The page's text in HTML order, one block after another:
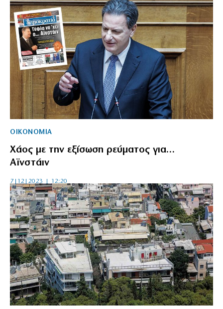
ΟΙΚΟΝΟΜΙΑ
Χάος με την εξίσωση ρεύματος για…
Αϊνστάιν
7|12|2023 | 12:20